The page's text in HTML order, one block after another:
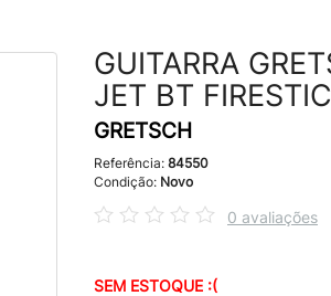
GUITARRA
JET BT
GRETSCH
Referência: 84550
Condição: Novo
0 avaliações
SEM ESTOQUE :(